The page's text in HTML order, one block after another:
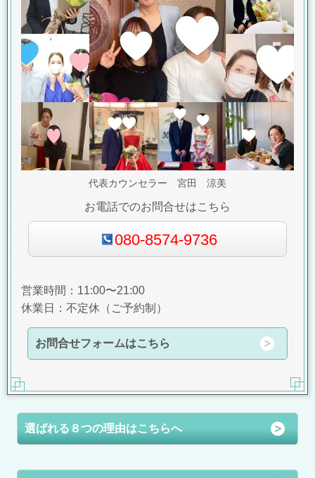
代表カウンセラー 宮田 涼美
お電話でのお問合せはこちら
080-8574-9736
営業時間：11:00〜21:00
休業日：不定休（ご予約制）
お問合せフォームはこちら
選ばれる８つの理由はこちらへ